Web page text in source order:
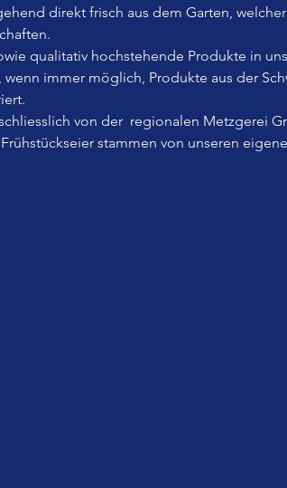
direkt frisch aus dem Garten,
qualitativ hochstehende Produkte in
immer möglich, Produkte aus der
von der  regionalen Metzgerei
stammen von unseren